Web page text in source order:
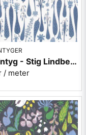
Gardintyg - Stig Lindberg Printemp blå - bomull/lin
/ meter